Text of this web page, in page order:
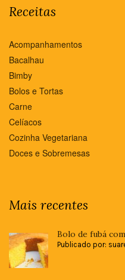
Receitas
Acompanhamentos
Bacalhau
Bimby
Bolos e Tortas
Carne
Celíacos
Cozinha Vegetariana
Doces e Sobremesas
Mais recentes
Bolo de fubá
Publicado por: